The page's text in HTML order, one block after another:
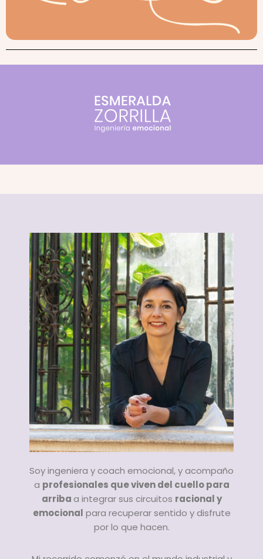
Soy ingeniera y coach emocional, y acompaño
a profesionales que viven del cuello para
arribaa integrar sus circuitos racional y
emocional para recuperar sentido y disfrute
por lo que hacen.